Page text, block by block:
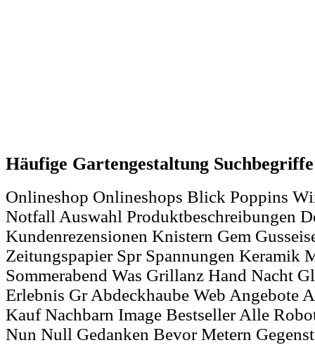
Häufige Gartengestaltung
Onlineshop Onlineshops Blick Poppins
Notfall Auswahl Produktbeschreibungen
Kundenrezensionen Knistern Gem
Zeitungspapier Spr Spannungen Keramik
Sommerabend Was Grillanz Hand Nacht
Erlebnis Gr Abdeckhaube Web Angebote
Kauf Nachbarn Image Bestseller Alle
Nun Null Gedanken Bevor Metern